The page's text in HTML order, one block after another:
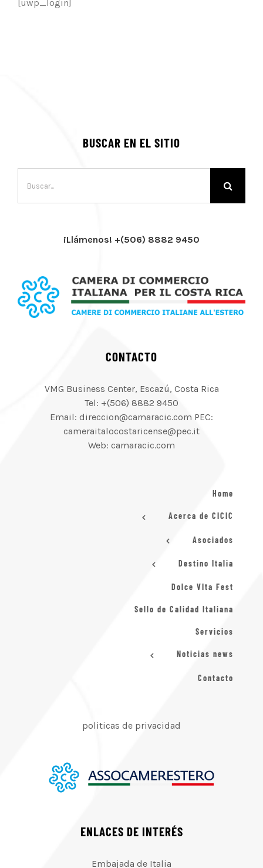
[uwp_login]
BUSCAR EN EL SITIO
¡Llámenos! +(506) 8882 9450
CONTACTO
VMG Business Center, Escazú, Costa Rica
Tel: +(506) 8882 9450
Email: direccion@camaracic.com PEC:
cameraitalocostaricense@pec.it
Web: camaracic.com
Home
Acerca de CICIC
Asociados
Destino Italia
Dolce VIta Fest
Sello de Calidad Italiana
Servicios
Noticias news
Contacto
politicas de privacidad
ENLACES DE INTERÉS
Embajada de Italia